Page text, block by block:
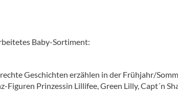
Baby-Sortiment:
Geschichten erzählen in der Frühjahr/
Figuren Prinzessin Lillifee, Green Lilly, Capt´n